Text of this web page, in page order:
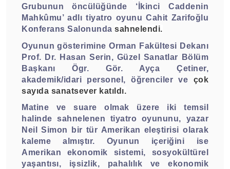
Grubunun öncülüğünde ‘İkinci Caddenin
Mahkûmu’ adlı tiyatro oyunu Cahit Zarifoğlu
Konferans Salonunda sahnelendi.
Oyunun gösterimine Orman Fakültesi Dekanı
Prof. Dr. Hasan Serin, Güzel Sanatlar Bölüm
Başkanı Ögr. Gör. Ayça Çetiner,
akademik/idari personel, öğrenciler ve çok
sayıda sanatsever katıldı.
Matine ve suare olmak üzere iki temsil
halinde sahnelenen tiyatro oyununu, yazar
Neil Simon bir tür Amerikan eleştirisi olarak
kaleme almıştır. Oyunun içeriğini ise
Amerikan ekonomik sistemi, sosyokültürel
yaşantısı, işsizlik, pahalılık ve ekonomik